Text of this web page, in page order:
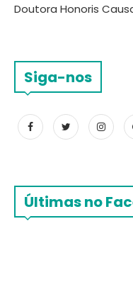
Doutora Honoris
Siga-nos
Últimas no